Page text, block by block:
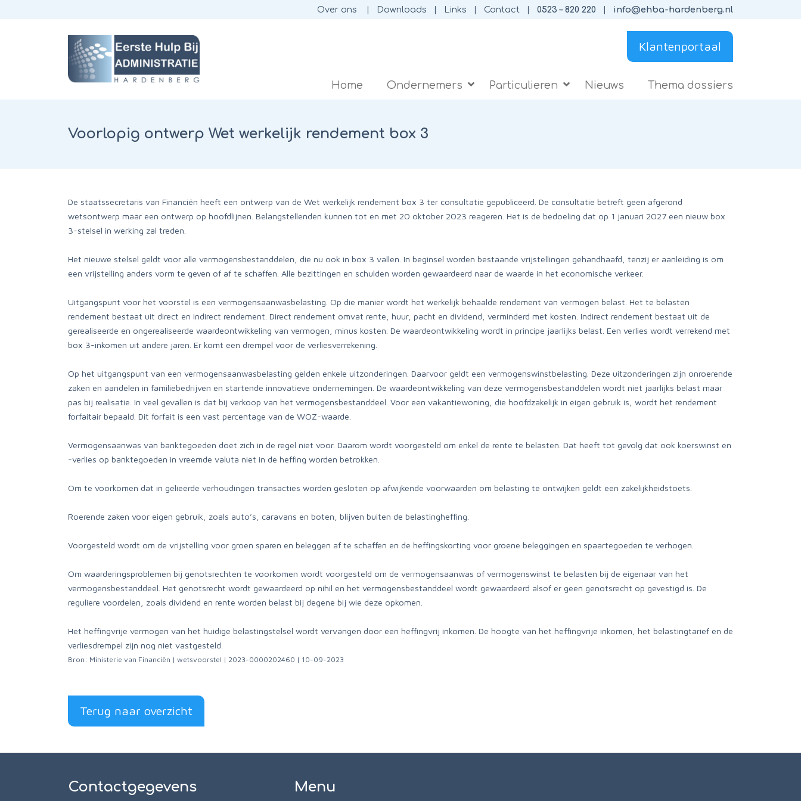
Over ons Downloads Links Contact 0523 – 820 220 info@ehba-hardenberg.nl
Klantenportaal
Home Ondernemers Particulieren Nieuws Thema dossiers
Voorlopig ontwerp Wet werkelijk rendement box 3
De staatssecretaris van Financiën heeft een ontwerp van de Wet werkelijk rendement box 3 ter consultatie gepubliceerd. De consultatie betreft geen afgerond
wetsontwerp maar een ontwerp op hoofdlijnen. Belangstellenden kunnen tot en met 20 oktober 2023 reageren. Het is de bedoeling dat op 1 januari 2027 een nieuw box
3-stelsel in werking zal treden.
Het nieuwe stelsel geldt voor alle vermogensbestanddelen, die nu ook in box 3 vallen. In beginsel worden bestaande vrijstellingen gehandhaafd, tenzij er aanleiding is om
een vrijstelling anders vorm te geven of af te schaffen. Alle bezittingen en schulden worden gewaardeerd naar de waarde in het economische verkeer.
Uitgangspunt voor het voorstel is een vermogensaanwasbelasting. Op die manier wordt het werkelijk behaalde rendement van vermogen belast. Het te belasten
rendement bestaat uit direct en indirect rendement. Direct rendement omvat rente, huur, pacht en dividend, verminderd met kosten. Indirect rendement bestaat uit de
gerealiseerde en ongerealiseerde waardeontwikkeling van vermogen, minus kosten. De waardeontwikkeling wordt in principe jaarlijks belast. Een verlies wordt verrekend met
box 3-inkomen uit andere jaren. Er komt een drempel voor de verliesverrekening.
Op het uitgangspunt van een vermogensaanwasbelasting gelden enkele uitzonderingen. Daarvoor geldt een vermogenswinstbelasting. Deze uitzonderingen zijn onroerende
zaken en aandelen in familiebedrijven en startende innovatieve ondernemingen. De waardeontwikkeling van deze vermogensbestanddelen wordt niet jaarlijks belast maar
pas bij realisatie. In veel gevallen is dat bij verkoop van het vermogensbestanddeel. Voor een vakantiewoning, die hoofdzakelijk in eigen gebruik is, wordt het rendement
forfaitair bepaald. Dit forfait is een vast percentage van de WOZ-waarde.
Vermogensaanwas van banktegoeden doet zich in de regel niet voor. Daarom wordt voorgesteld om enkel de rente te belasten. Dat heeft tot gevolg dat ook koerswinst en
-verlies op banktegoeden in vreemde valuta niet in de heffing worden betrokken.
Om te voorkomen dat in gelieerde verhoudingen transacties worden gesloten op afwijkende voorwaarden om belasting te ontwijken geldt een zakelijkheidstoets.
Roerende zaken voor eigen gebruik, zoals auto’s, caravans en boten, blijven buiten de belastingheffing.
Voorgesteld wordt om de vrijstelling voor groen sparen en beleggen af te schaffen en de heffingskorting voor groene beleggingen en spaartegoeden te verhogen.
Om waarderingsproblemen bij genotsrechten te voorkomen wordt voorgesteld om de vermogensaanwas of vermogenswinst te belasten bij de eigenaar van het
vermogensbestanddeel. Het genotsrecht wordt gewaardeerd op nihil en het vermogensbestanddeel wordt gewaardeerd alsof er geen genotsrecht op gevestigd is. De
reguliere voordelen, zoals dividend en rente worden belast bij degene bij wie deze opkomen.
Het heffingvrije vermogen van het huidige belastingstelsel wordt vervangen door een heffingvrij inkomen. De hoogte van het heffingvrije inkomen, het belastingtarief en de
verliesdrempel zijn nog niet vastgesteld.
Bron: Ministerie van Financiën | wetsvoorstel | 2023-0000202460 | 10-09-2023
Terug naar overzicht
Contactgegevens Menu